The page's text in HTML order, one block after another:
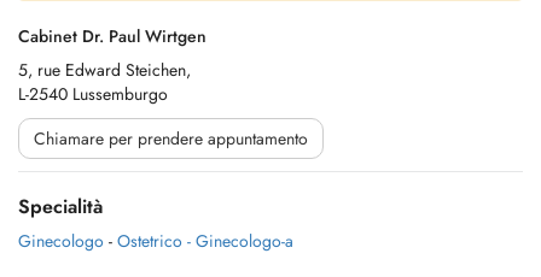
Cabinet Dr. Paul Wirtgen
5, rue Edward Steichen,
L-2540 Lussemburgo
Chiamare per prendere appuntamento
Specialità
Ginecologo - Ostetrico - Ginecologo-a